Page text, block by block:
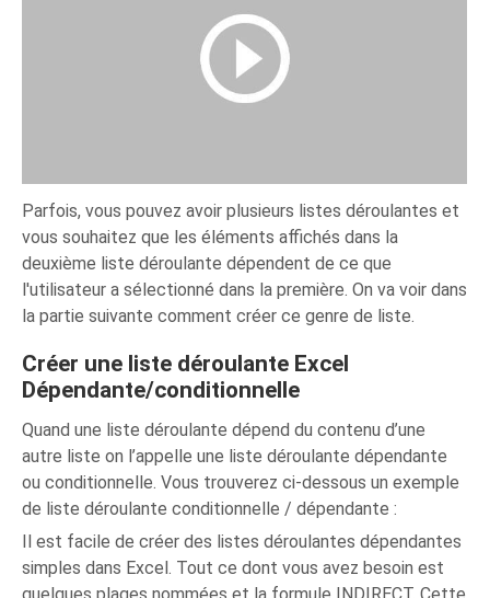
Parfois, vous pouvez avoir plusieurs listes déroulantes et
vous souhaitez que les éléments affichés dans la
deuxième liste déroulante dépendent de ce que
l'utilisateur a sélectionné dans la première. On va voir dans
la partie suivante comment créer ce genre de liste.
Créer une liste déroulante Excel
Dépendante/conditionnelle
Quand une liste déroulante dépend du contenu d’une
autre liste on l’appelle une liste déroulante dépendante
ou conditionnelle. Vous trouverez ci-dessous un exemple
de liste déroulante conditionnelle / dépendante :
Il est facile de créer des listes déroulantes dépendantes
simples dans Excel. Tout ce dont vous avez besoin est